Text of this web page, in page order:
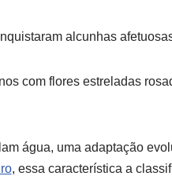
alcunhas
com flores estreladas
água, uma adaptação
, essa característica a